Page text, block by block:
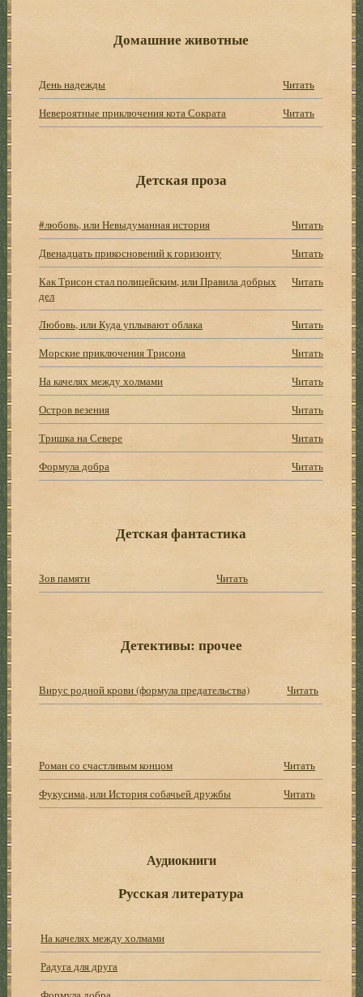
Домашние животные
День надежды
Читать
Невероятные приключения кота Сократа
Читать
Детская проза
#любовь, или Невыдуманная история
Читать
Двенадцать прикосновений к горизонту
Читать
Как Трисон стал полицейским, или Правила добрых
дел
Читать
Любовь, или Куда уплывают облака
Читать
Морские приключения Трисона
Читать
На качелях между холмами
Читать
Остров везения
Читать
Тришка на Севере
Читать
Формула добра
Читать
Детская фантастика
Зов памяти Читать
Детективы: прочее
Вирус родной крови (формула предательства) Читать
Роман со счастливым концом
Читать
Фукусима, или История собачьей дружбы
Читать
Аудиокниги
Русская литература
На качелях между холмами
Радуга для друга